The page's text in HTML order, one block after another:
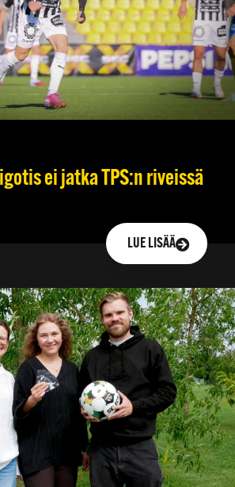
ei jatka TPS:n riveissä
LUE LISÄÄ